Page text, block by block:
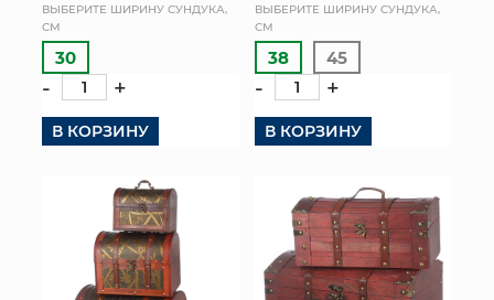
КОРЗИНЫ
ЯЩИКИ
СУНДУКИ
ПАКЕТЫ И СУМКИ
ПОДАРОЧНЫЕ КАРТЫ
ВЫБЕРИТЕ ШИРИНУ СУНДУКА,
СМ
30
- +
В КОРЗИНУ
ВЫБЕРИТЕ ШИРИНУ СУНДУКА,
СМ
38 45
- +
В КОРЗИНУ